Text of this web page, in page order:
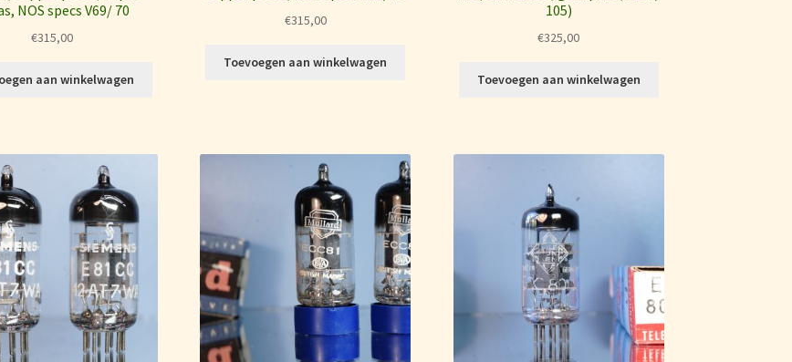
NOS specs V69/ 70
€315,00
aan winkelwagen
€315,00
Toevoegen aan winkelwagen
105)
€325,00
Toevoegen aan winkelwagen